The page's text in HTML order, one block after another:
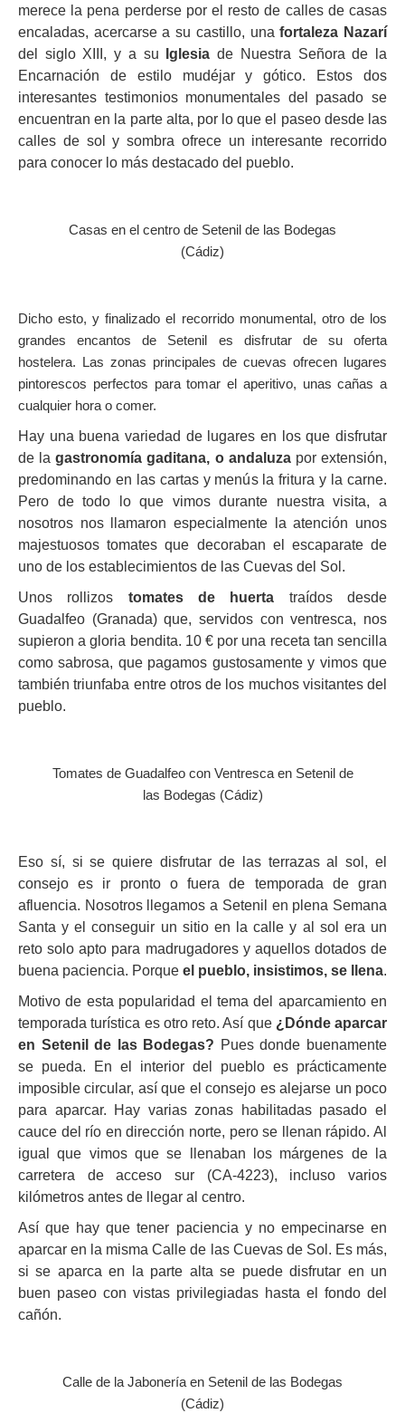
merece la pena perderse por el resto de calles de casas
encaladas, acercarse a su castillo, unafortaleza Nazarí
del siglo XIII, y a su
Iglesia de Nuestra Señora de la
Encarnación de estilo mudéjar y gótico. Estos dos
interesantes testimonios monumentales del pasado se
encuentran en la parte alta, por lo que el paseo desde las
calles de sol y sombra ofrece un interesante recorrido
para conocer lo más destacado del pueblo.
Casas en el centro de Setenil de las Bodegas
(Cádiz)
Dicho esto, y finalizado el recorrido monumental, otro de los
grandes encantos de Setenil es disfrutar de su oferta
hostelera. Las zonas principales de cuevas ofrecen lugares
pintorescos perfectos para tomar el aperitivo, unas cañas a
cualquier hora o comer.
Hay una buena variedad de lugares en los que disfrutar
de lagastronomía gaditana, o andaluzapor extensión,
predominando en las cartas y menús la fritura y la carne.
Pero de todo lo que vimos durante nuestra visita, a
nosotros nos llamaron especialmente la atención unos
majestuosos tomates que decoraban el escaparate de
uno de los establecimientos de las Cuevas del Sol.
Unos rollizos tomates de huerta traídos desde
Guadalfeo (Granada) que, servidos con ventresca, nos
supieron a gloria bendita. 10 € por una receta tan sencilla
como sabrosa, que pagamos gustosamente y vimos que
también triunfaba entre otros de los muchos visitantes del
pueblo.
Tomates de Guadalfeo con Ventresca en Setenil de
las Bodegas (Cádiz)
Eso sí, si se quiere disfrutar de las terrazas al sol, el
consejo es ir pronto o fuera de temporada de gran
afluencia. Nosotros llegamos a Setenil en plena Semana
Santa y el conseguir un sitio en la calle y al sol era un
reto solo apto para madrugadores y aquellos dotados de
buena paciencia. Porque el pueblo, insistimos, se llena.
Motivo de esta popularidad el tema del aparcamiento en
temporada turística es otro reto. Así que ¿Dónde aparcar
en Setenil de las Bodegas? Pues donde buenamente
se pueda. En el interior del pueblo es prácticamente
imposible circular, así que el consejo es alejarse un poco
para aparcar. Hay varias zonas habilitadas pasado el
cauce del río en dirección norte, pero se llenan rápido. Al
igual que vimos que se llenaban los márgenes de la
carretera de acceso sur (CA-4223), incluso varios
kilómetros antes de llegar al centro.
Así que hay que tener paciencia y no empecinarse en
aparcar en la misma Calle de las Cuevas de Sol. Es más,
si se aparca en la parte alta se puede disfrutar en un
buen paseo con vistas privilegiadas hasta el fondo del
cañón.
Calle de la Jabonería en Setenil de las Bodegas
(Cádiz)